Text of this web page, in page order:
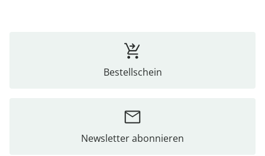
Bestellschein
Newsletter abonnieren